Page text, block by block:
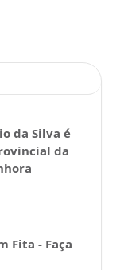
da Silva é
da
Fita - Faça